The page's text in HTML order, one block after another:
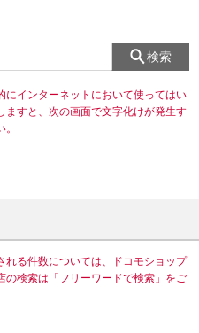
検索
にインターネットにおいて使ってはい
ますと、次の画面で文字化けが発生す
れる件数については、ドコモショップ
の検索は「フリーワードで検索」をご